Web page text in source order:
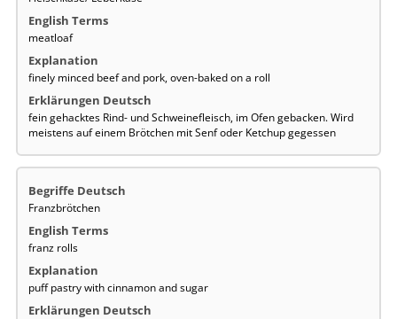
meatloaf
finely minced beef and pork, oven-baked on a roll
fein gehacktes Rind- und Schweinefleisch, im Ofen gebacken. Wird
meistens auf einem Brötchen mit Senf oder Ketchup gegessen
Franzbrötchen
franz rolls
puff pastry with cinnamon and sugar